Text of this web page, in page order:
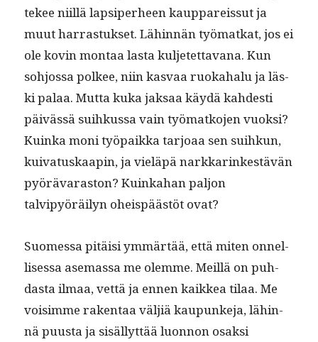
tekee niil­lä lap­siper­heen kaup­pareis­sut ja
muut har­ras­tuk­set. Lähin­nän työ­matkat, jos ei
ole kovin mon­taa las­ta kul­jetet­ta­vana. Kun
sohjos­sa pol­kee, niin kas­vaa ruoka­halu ja läs­
ki palaa. Mut­ta kuka jak­saa käy­dä kahdesti
päivässä suihkus­sa vain työ­matko­jen vuok­si?
Kuin­ka moni työ­paik­ka tar­joaa sen suihkun,
kui­v­a­tuskaapin, ja vieläpä narkkarinkestävän
pyörä­varas­ton? Kuinka­han paljon
talvipyöräi­lyn oheis­päästöt ovat?
Suomes­sa pitäisi ymmärtää, että miten onnel­
lises­sa ase­mas­sa me olemme. Meil­lä on puh­
das­ta ilmaa, vet­tä ja ennen kaikkea tilaa. Me
voisimme rak­en­taa väljiä kaupunke­ja, lähin­
nä puus­ta ja sisäl­lyt­tää luon­non osak­si